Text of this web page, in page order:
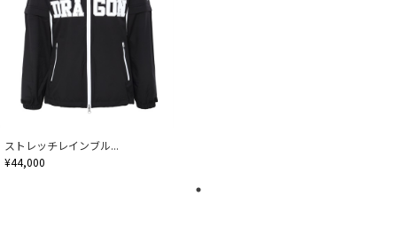
ストレッチレインブル...
¥44,000